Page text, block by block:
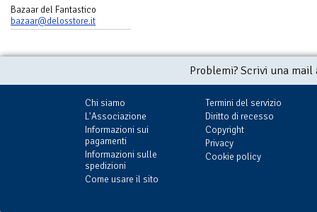
Bazaar del Fantastico
bazaar@delosstore.it
Problemi? Scrivi una
Chi siamo
L'Associazione
Informazioni sui
pagamenti
Informazioni sulle
spedizioni
Come usare il sito
Termini del servizio
Diritto di recesso
Copyright
Privacy
Cookie policy